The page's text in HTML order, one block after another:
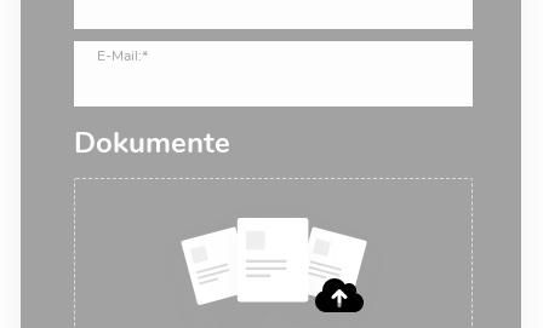
E-Mail:*
Dokumente